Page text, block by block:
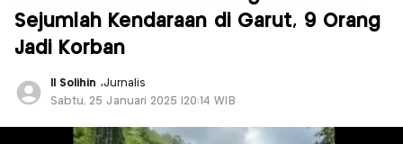
Sejumlah Kendaraan di Garut, 9 Orang
Jadi Korban
II Solihin ,Jurnalis
Sabtu, 25 Januari 2025 |20:14 WIB